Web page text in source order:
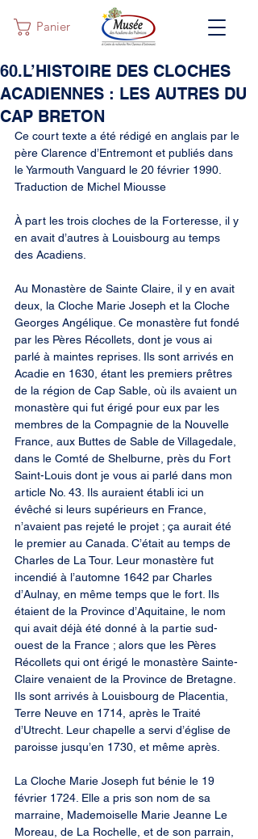
Panier
60.L’HISTOIRE DES CLOCHES
ACADIENNES : LES AUTRES DU
CAP BRETON
Ce court texte a été rédigé en anglais par le
père Clarence d’Entremont et publiés dans
le Yarmouth Vanguard le 20 février 1990.
Traduction de Michel Miousse
À part les trois cloches de la Forteresse, il y
en avait d’autres à Louisbourg au temps
des Acadiens.
Au Monastère de Sainte Claire, il y en avait
deux, la Cloche Marie Joseph et la Cloche
Georges Angélique. Ce monastère fut fondé
par les Pères Récollets, dont je vous ai
parlé à maintes reprises. Ils sont arrivés en
Acadie en 1630, étant les premiers prêtres
de la région de Cap Sable, où ils avaient un
monastère qui fut érigé pour eux par les
membres de la Compagnie de la Nouvelle
France, aux Buttes de Sable de Villagedale,
dans le Comté de Shelburne, près du Fort
Saint-Louis dont je vous ai parlé dans mon
article No. 43. Ils auraient établi ici un
évêché si leurs supérieurs en France,
n’avaient pas rejeté le projet ; ça aurait été
le premier au Canada. C’était au temps de
Charles de La Tour. Leur monastère fut
incendié à l’automne 1642 par Charles
d’Aulnay, en même temps que le fort. Ils
étaient de la Province d’Aquitaine, le nom
qui avait déjà été donné à la partie sud-
ouest de la France ; alors que les Pères
Récollets qui ont érigé le monastère Sainte-
Claire venaient de la Province de Bretagne.
Ils sont arrivés à Louisbourg de Placentia,
Terre Neuve en 1714, après le Traité
d’Utrecht. Leur chapelle a servi d’église de
paroisse jusqu’en 1730, et même après.
La Cloche Marie Joseph fut bénie le 19
février 1724. Elle a pris son nom de sa
marraine, Mademoiselle Marie Jeanne Le
Moreau, de La Rochelle, et de son parrain,